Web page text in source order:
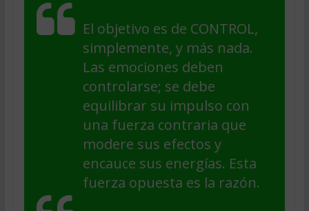
El objetivo es de CONTROL,
simplemente, y más nada.
Las emociones deben
controlarse; se debe
equilibrar su impulso con
una fuerza contraria que
modere sus efectos y
encauce sus energías. Esta
fuerza opuesta es la razón.